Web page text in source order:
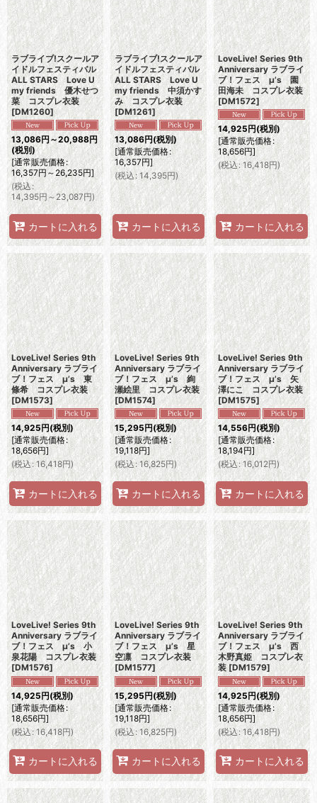
ラブライブ!スクールア
イドルフェスティバル
ALL STARS Love U
my friends 優木せつ
菜 コスプレ衣装
[DM1260]
13,086円～20,988円
(税別)
[通常販売価格:
16,357円～26,235円]
(税込:
14,395円～23,087円)
カートに入れる
ラブライブ!スクールア
イドルフェスティバル
ALL STARS Love U
my friends 中須かす
み コスプレ衣装
[DM1261]
13,086円(税別)
[通常販売価格:
16,357円]
(税込: 14,395円)
カートに入れる
LoveLive! Series 9th
Anniversary ラブライ
ブ！フェス μ’s 園
田海未 コスプレ衣装
[DM1572]
14,925円(税別)
[通常販売価格:
18,656円]
(税込: 16,418円)
カートに入れる
LoveLive! Series 9th
Anniversary ラブライ
ブ！フェス μ’s 東
條希 コスプレ衣装
[DM1573]
14,925円(税別)
[通常販売価格:
18,656円]
(税込 : 16,418円)
カートに入れる
LoveLive! Series 9th
Anniversary ラブライ
ブ！フェス μ’s 絢
瀬絵里 コスプレ衣装
[DM1574]
15,295円(税別)
[通常販売価格:
19,118円]
(税込: 16,825円)
カートに入れる
LoveLive! Series 9th
Anniversary ラブライ
ブ！フェス μ’s 矢
澤にこ コスプレ衣装
[DM1575]
14,556円(税別)
[通常販売価格:
18,194円]
(税込: 16,012円)
カートに入れる
LoveLive! Series 9th
Anniversary ラブライ
ブ！フェス μ’s 小
泉花陽 コスプレ衣装
[DM1576]
14,925円(税別)
[通常販売価格:
18,656円]
(税込: 16,418円)
カートに入れる
LoveLive! Series 9th
Anniversary ラブライ
ブ！フェス μ’s 星
空凛 コスプレ衣装
[DM1577]
15,295円(税別)
[通常販売価格:
19,118円]
(税込: 16,825円)
カートに入れる
LoveLive! Series 9th
Anniversary ラブライ
ブ！フェス μ’s 西
木野真姫 コスプレ衣
装 [DM1579]
14,925円(税別)
[通常販売価格:
18,656円]
(税込: 16,418円)
カートに入れる